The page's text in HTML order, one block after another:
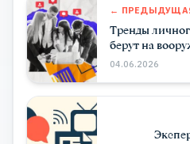
←
Тренды
берут на
04.06.2026